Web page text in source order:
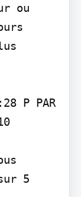
ou
P PAR
5